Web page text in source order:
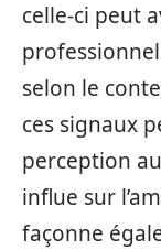
celle-ci peut
selon le
ces signaux
perception
influe sur
façonne